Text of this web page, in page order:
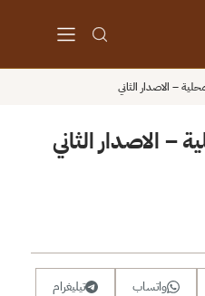
– الاصدار الثاني
– الاصدار الثاني
واتساب تيليغرام